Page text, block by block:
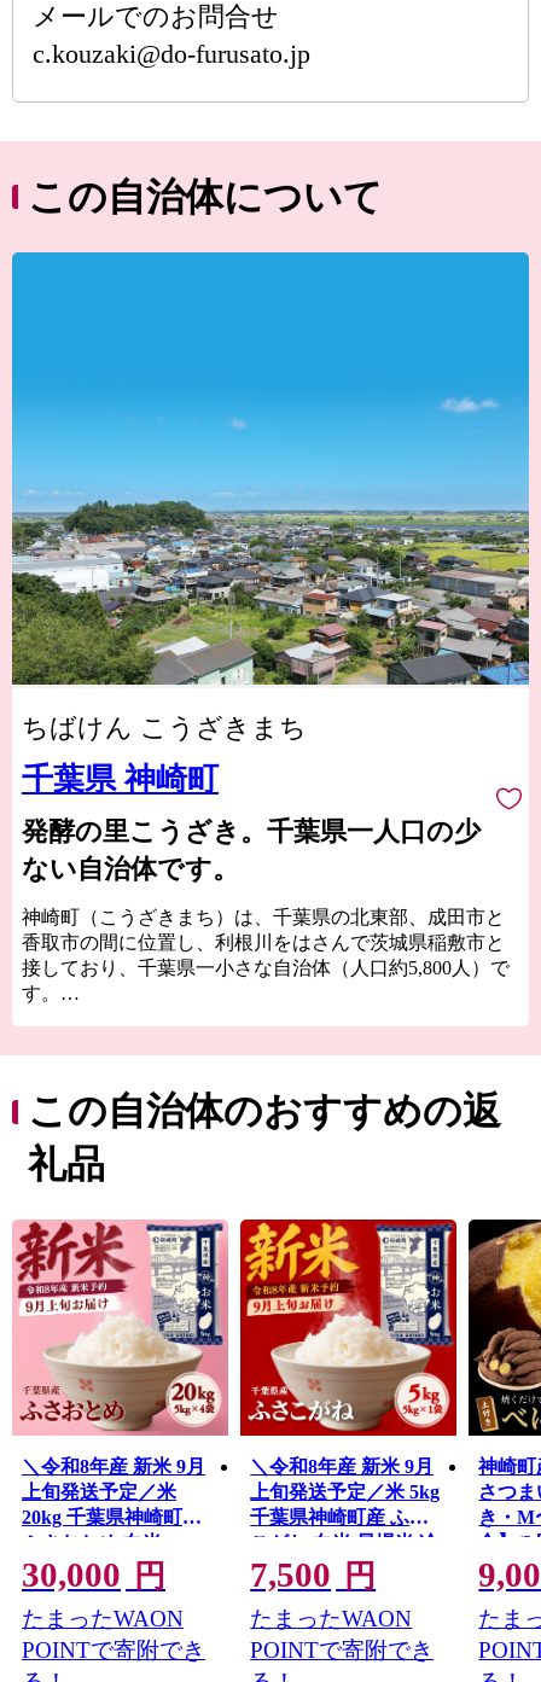
メールでのお問合せ
c.kouzaki@do-furusato.jp
この自治体について
ちばけん こうざきまち
千葉県 神崎町
発酵の里こうざき。千葉県一人口の少
ない自治体です。
神崎町（こうざきまち）は、千葉県の北東部、成田市と
香取市の間に位置し、利根川をはさんで茨城県稲敷市と
接しており、千葉県一小さな自治体（人口約5,800人）で
す。
現在も、“発酵”をテーマにした道の駅「発酵の里 こう
ざき」や、毎年3月に開催される「発酵の里こうざき酒蔵
まつり」を中心に、酒や味噌、醤油などの発酵食文化
を、全国に発信し続けています。
からのアクセスが向上し、インターチェンジのすぐそば
には道の駅「発酵の里こうざき」もオープンしました。
今後も圏央道神崎パーキングエリアの設置や道の駅の拡
張など変化していきます。古くからの発酵文化を残しつ
つ、道の駅周辺は町の姿が変化していく一面もありま
す。ぜひ神崎町にお越しください。
この自治体のおすすめの返
礼品
＼令和8年産 新米 9月
上旬発送予定／米
20kg 千葉県神崎町産
ふさおとめ 白米
（5kg×4袋） 早場米 あ
っさり 食べやすい た
っぷり 家庭用 [025-
a022]
30,000 円
たまったWAON
POINTで寄附でき
＼令和8年産 新米 9月
上旬発送予定／米 5kg
千葉県神崎町産 ふさ
こがね 白米 早場米 冷
めてもおいしい お弁
当 おにぎり お試し 少
人数 [025-a014]
7,500 円
たまったWAON
POINTで寄附でき
神崎町
さつ
き・M
合】
は1月
送)｜
焼きい
るか
濃厚
たま